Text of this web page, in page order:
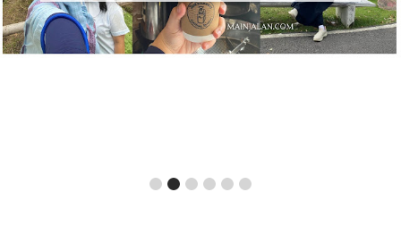
Mengenang Kejayaan Majapahit